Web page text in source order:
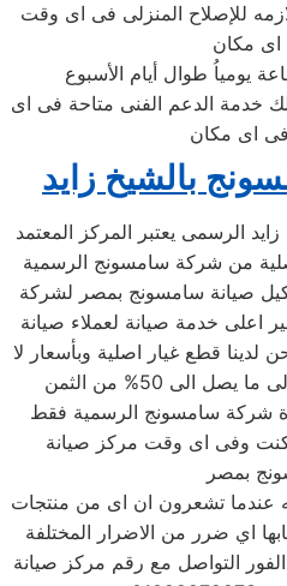
للإصلاح المنزلى فى اى وقت
خدمة الدعم الفنى متاحة فى اى
بالشيخ زايد
الرسمى يعتبر المركز المعتمد
من شركة سامسونج الرسمية
توكيل صيانة سامسونج بمصر لشركة
اعلى خدمة صيانة لعملاء صيانة
قطع غيار اصلية وبأسعار لا
تنافس حيث يصل الخصم الى ما يصل الى 50% من الثمن
شركة سامسونج الرسمية فقط
كنت وفى اى وقت مركز صيانة
بمصر
عندما تشعرون ان اى من منتجات
اي ضرر من الاضرار المختلفة
التواصل مع رقم مركز صيانة